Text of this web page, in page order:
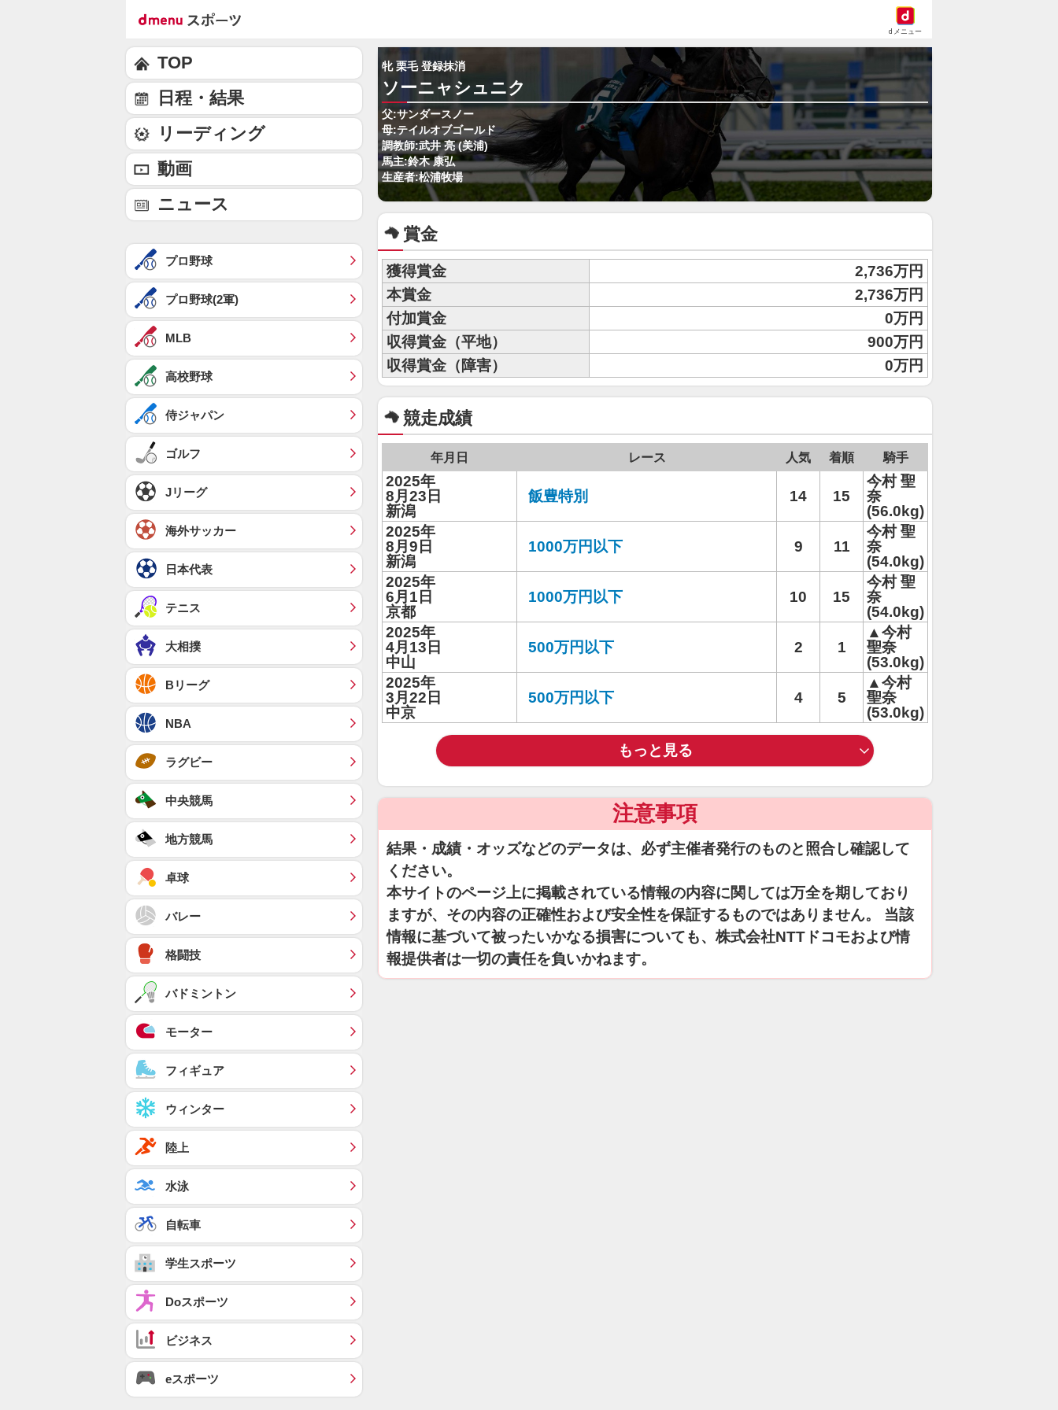
dメニュー
牝 栗毛 登録抹消
ソーニャシュニク
父:サンダースノー
母:テイルオブゴールド
調教師:武井 亮 (美浦)
馬主:鈴木 康弘
生産者:松浦牧場
賞金
獲得賞金
2,736万円
本賞金
2,736万円
付加賞金
0万円
収得賞金（平地）
900万円
収得賞金（障害）
0万円
競走成績
年月日 レース 人気 着順 騎手
2025年
8月23日
新潟
飯豊特別 14 15
今村 聖
奈
(56.0kg)
2025年
8月9日
新潟
1000万円以下 9 11
今村 聖
奈
(54.0kg)
2025年
6月1日
京都
1000万円以下 10 15
今村 聖
奈
(54.0kg)
2025年
4月13日
中山
500万円以下 2 1
▲今村
聖奈
(53.0kg)
2025年
3月22日
中京
500万円以下 4 5
▲今村
聖奈
(53.0kg)
もっと見る
注意事項
結果・成績・オッズなどのデータは、必ず主催者発行のものと照合し確認して
ください。
本サイトのページ上に掲載されている情報の内容に関しては万全を期しており
ますが、その内容の正確性および安全性を保証するものではありません。 当該
情報に基づいて被ったいかなる損害についても、株式会社NTTドコモおよび情
報提供者は一切の責任を負いかねます。
TOP
日程・結果
リーディング
動画
ニュース
プロ野球
プロ野球(2軍)
MLB
高校野球
侍ジャパン
ゴルフ
Jリーグ
海外サッカー
日本代表
テニス
大相撲
Bリーグ
NBA
ラグビー
中央競馬
地方競馬
卓球
バレー
格闘技
バドミントン
モーター
フィギュア
ウィンター
陸上
水泳
自転車
学生スポーツ
Doスポーツ
ビジネス
eスポーツ